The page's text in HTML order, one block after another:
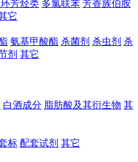
芳烃类 多氯联苯 芳香族伯胺
它
氨基甲酸酯 杀菌剂 杀虫剂 杀
剂 其它
白酒成分 脂肪酸及其衍生物 其
标 配套试剂 其它